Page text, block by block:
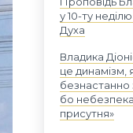
у 10-ту
Духа
Владика
це динамізм,
безнастанно
бо небезпека
присутня»